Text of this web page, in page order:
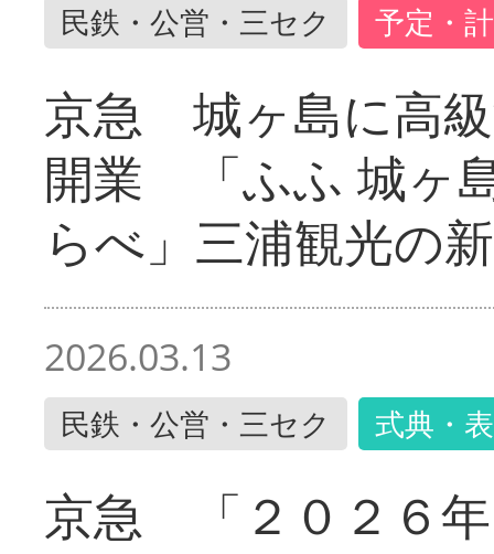
民鉄・公営・三セク 予定・
京急 城ヶ島に高
開業 「ふふ 城ヶ
らべ」三浦観光の
2026.03.13
民鉄・公営・三セク 式典・
京急 「２０２６